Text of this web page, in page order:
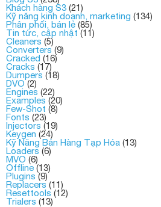
Khách hàng S3 (21)
Kỹ năng kinh doanh, marketing (134)
Phân phối, bán lẻ (85)
Tin tức, cập nhật(11)
Cleaners (5)
Converters (9)
Cracked (16)
Cracks (17)
Dumpers (18)
DVO(2)
Engines (22)
Examples (20)
Few-Shot (8)
Fonts (23)
Injectors (19)
Keygen (24)
Kỹ Năng Bán Hàng Tạp Hóa (13)
Loaders (6)
MVO (6)
Offline(13)
Plugins (9)
Replacers (11)
Resettools (12)
Trialers (13)